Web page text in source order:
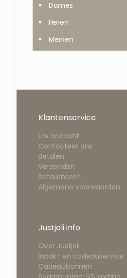
Dames
Heren
Merken
Klantenservice
Uw account
Contacteer ons
Betalen
Verzenden
Retourneren
Algemene voorwaarden
Justjoli info
Over Justjoli
Inpak- en cadeauservice
Cadeaubonnen